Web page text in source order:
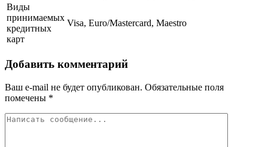
Виды
принимаемых
кредитных
карт
Visa, Euro/Mastercard, Maestro
Добавить комментарий
Ваш e-mail не будет опубликован. Обязательные поля
помечены *